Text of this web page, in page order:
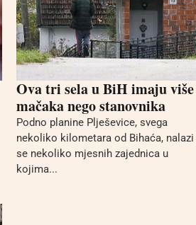
Ova tri sela u BiH imaju više
mačaka nego stanovnika
Podno planine Plješevice, svega
nekoliko kilometara od Bihaća, nalazi
se nekoliko mjesnih zajednica u
kojima...